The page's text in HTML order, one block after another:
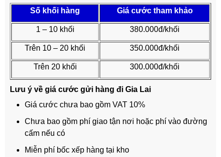
Số khối hàng Giá cước tham khảo
1 – 10 khối 380.000đ/khối
Trên 10 – 20 khối 350.000đ/khối
Trên 20 khối 300.000đ/khối
Lưu ý về giá cước gửi hàng đi Gia Lai
Giá cước chưa bao gồm VAT 10%
Chưa bao gồm phí giao tận nơi hoặc phí vào đường
cấm nếu có
Miễn phí bốc xếp hàng tại kho